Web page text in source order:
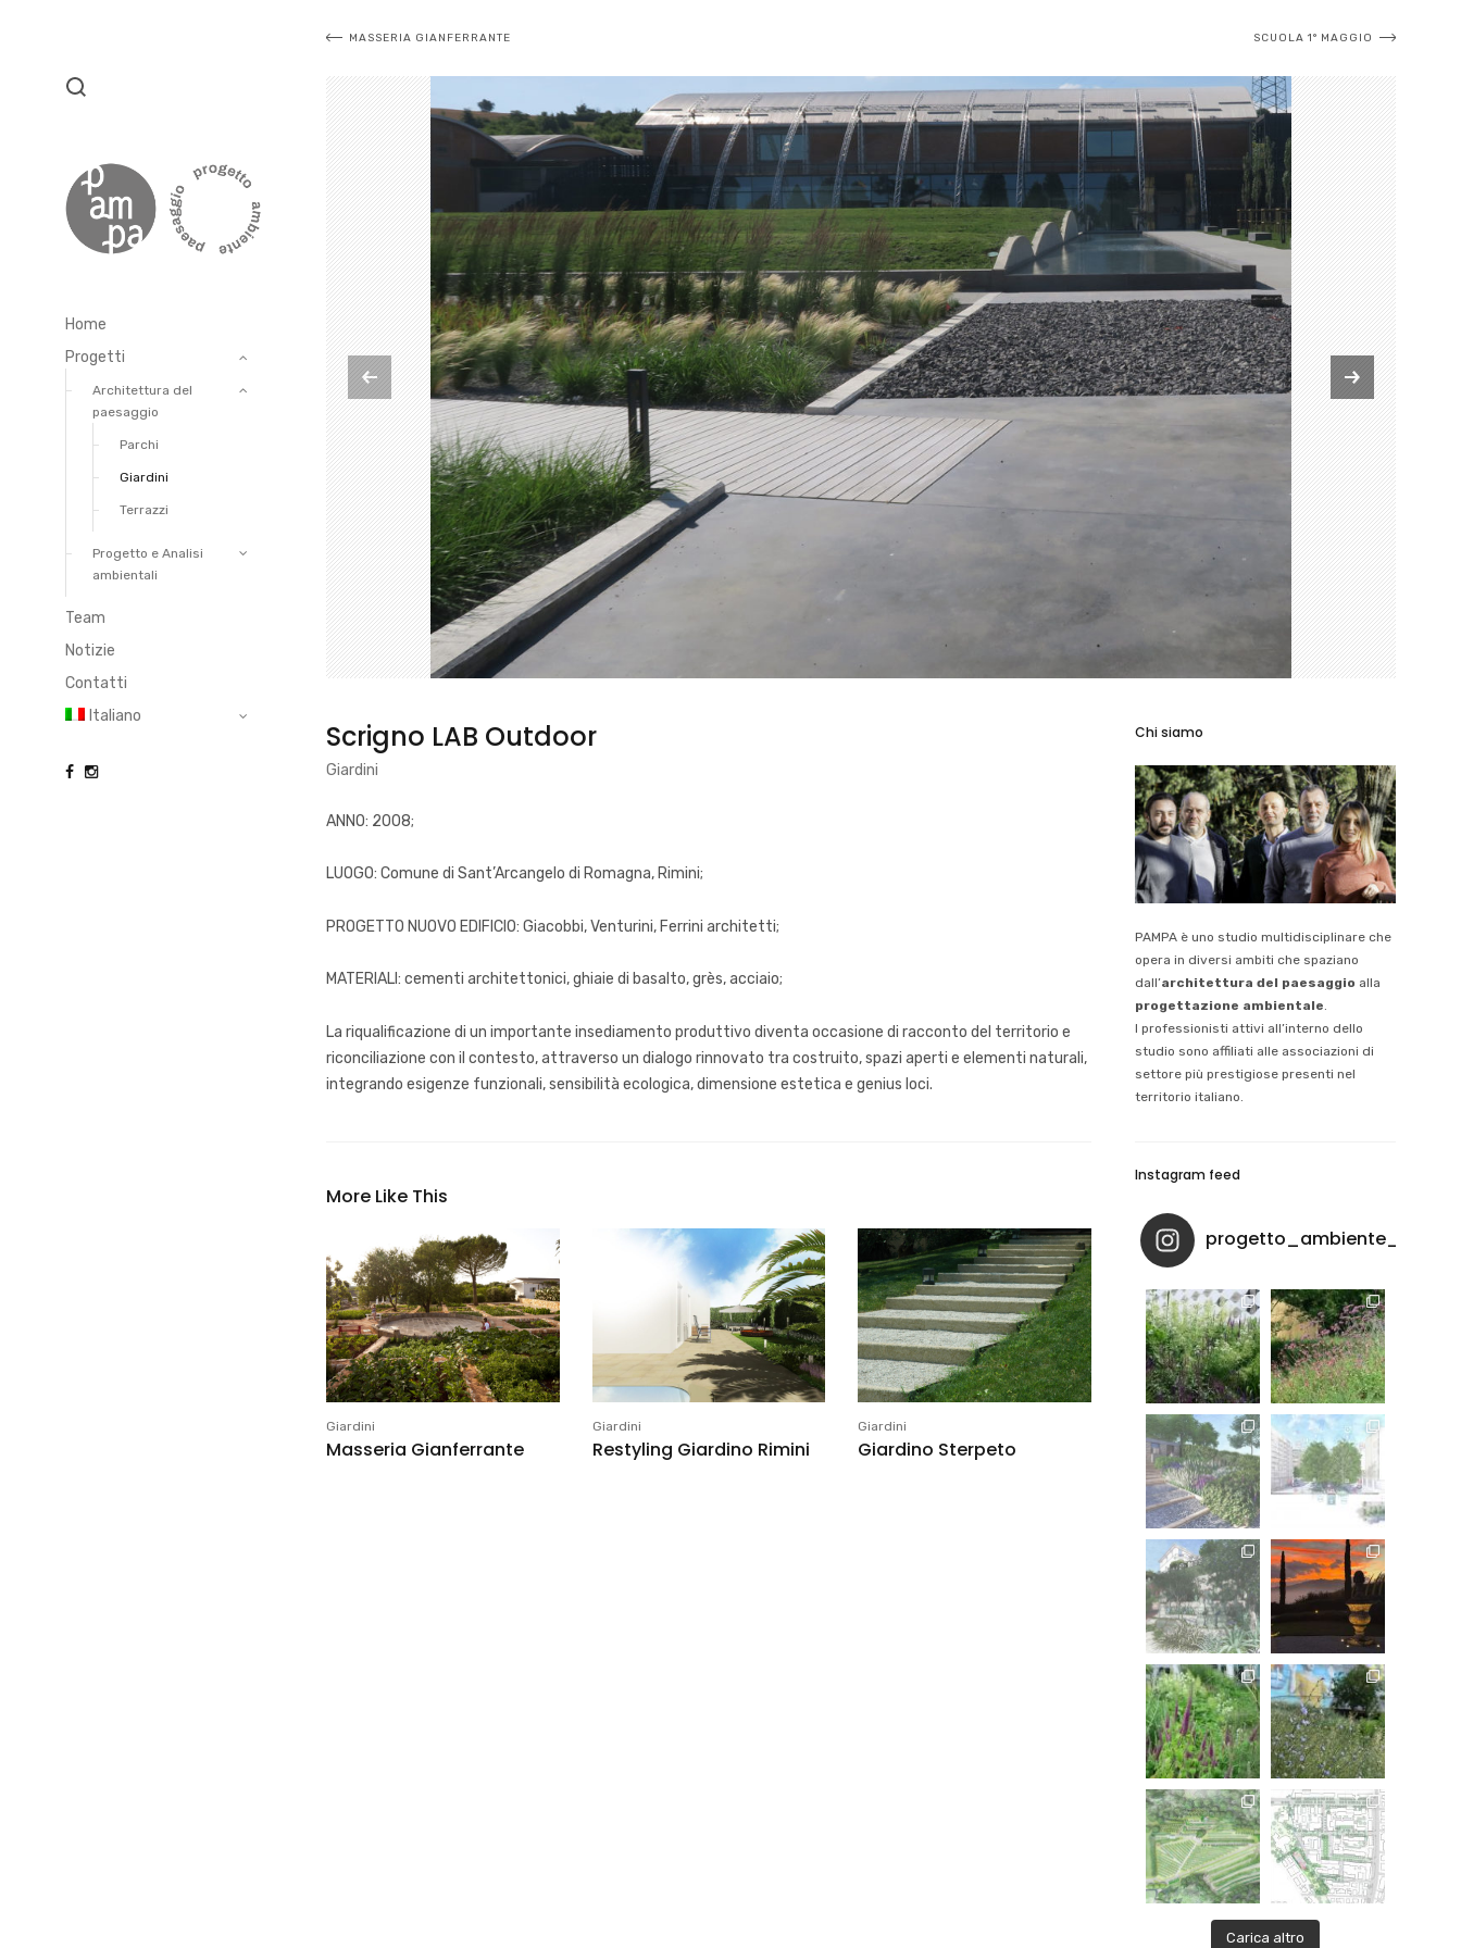
Home
Progetti
Architettura del
paesaggio
Parchi
Giardini
Terrazzi
Progetto e Analisi
ambientali
Team
Notizie
Contatti
Italiano
Scrigno LAB Outdoor
Giardini
ANNO: 2008;
LUOGO: Comune di Sant’Arcangelo di Romagna, Rimini;
PROGETTO NUOVO EDIFICIO: Giacobbi, Venturini, Ferrini architetti;
MATERIALI: cementi architettonici, ghiaie di basalto, grès, acciaio;
La riqualificazione di un importante insediamento produttivo diventa occasione di racconto del territorio e
riconciliazione con il contesto, attraverso un dialogo rinnovato tra costruito, spazi aperti e elementi naturali,
integrando esigenze funzionali, sensibilità ecologica, dimensione estetica e genius loci.
More Like This
Giardini
Masseria Gianferrante
Giardini
Restyling Giardino Rimini
Giardini
Giardino Sterpeto
Chi siamo
PAMPA è uno studio multidisciplinare che
opera in diversi ambiti che spaziano
dall’architettura del paesaggio alla
progettazione ambientale
I professionisti attivi all’interno dello
studio sono affiliati alle associazioni di
settore più prestigiose presenti nel
territorio italiano.
Instagram feed
Carica altro
Navigazione
articoli
MASSERIA GIANFERRANTE SCUOLA 1° MAGGIO